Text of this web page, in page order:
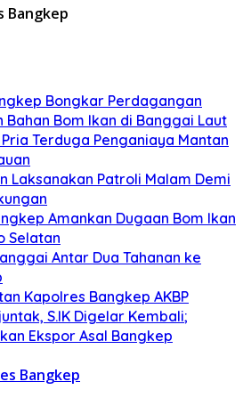
Bangkep
Bongkar Perdagangan
Bahan Bom Ikan di Banggai Laut
Terduga Penganiaya Mantan
Laksanakan Patroli Malam Demi
Amankan Dugaan Bom Ikan
Selatan
Antar Dua Tahanan ke
Kapolres Bangkep AKBP
S.IK Digelar Kembali;
Ekspor Asal Bangkep
Bangkep